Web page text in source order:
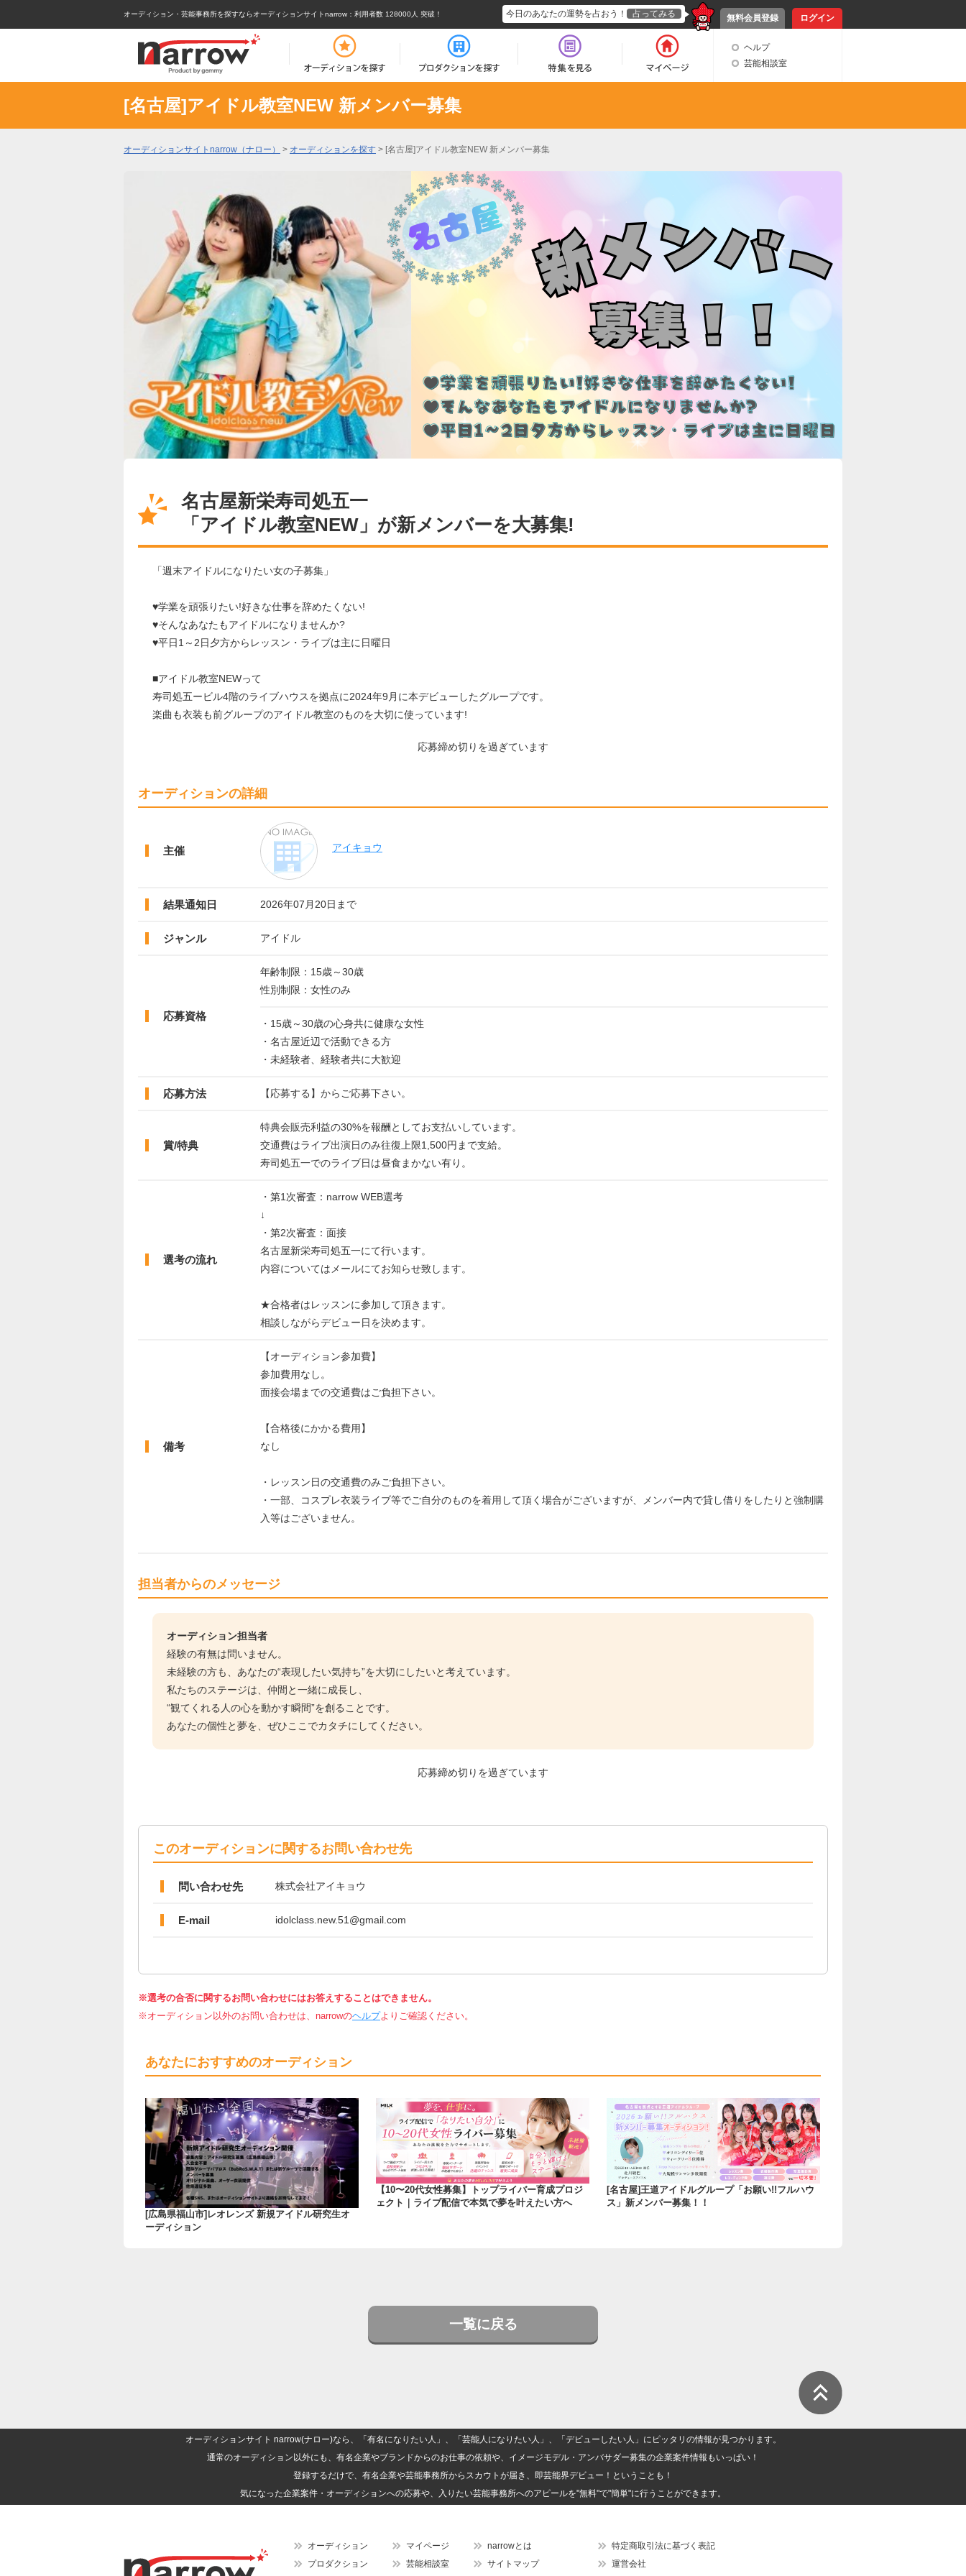
オーディション・芸能事務所を探すならオーディションサイトnarrow ：利用者数 128000人 突破！ 無料会員登録 ログイン
今日のあなたの運勢を占おう！ 占ってみる
ヘルプ
芸能相談室
[名古屋]アイドル教室NEW 新メンバー募集
オーディションサイトnarrow（ナロー） > オーディションを探す > [名古屋]アイドル教室NEW 新メンバー募集
名古屋新栄寿司処五一
「アイドル教室NEW」が新メンバーを大募集!
「週末アイドルになりたい女の子募集」
♥学業を頑張りたい!好きな仕事を辞めたくない!
♥そんなあなたもアイドルになりませんか?
♥平日1～2日夕方からレッスン・ライブは主に日曜日
■アイドル教室NEWって
寿司処五ービル4階のライブハウスを拠点に2024年9月に本デビューしたグループです。
楽曲も衣装も前グループのアイドル教室のものを大切に使っています!
応募締め切りを過ぎています
オーディションの詳細
主催 アイキョウ
結果通知日 2026年07月20日まで
ジャンル アイドル
応募資格
年齢制限：15歳～30歳
性別制限：女性のみ
・15歳～30歳の心身共に健康な女性
・名古屋近辺で活動できる方
・未経験者、経験者共に大歓迎
応募方法 【応募する】からご応募下さい。
賞/特典
特典会販売利益の30%を報酬としてお支払いしています。
交通費はライブ出演日のみ往復上限1,500円まで支給。
寿司処五一でのライブ日は昼食まかない有り。
選考の流れ
・第1次審査：narrow WEB選考
↓
・第2次審査：面接
名古屋新栄寿司処五一にて行います。
内容についてはメールにてお知らせ致します。
★合格者はレッスンに参加して頂きます。
相談しながらデビュー日を決めます。
備考
【オーディション参加費】
参加費用なし。
面接会場までの交通費はご負担下さい。
【合格後にかかる費用】
なし
・レッスン日の交通費のみご負担下さい。
・一部、コスプレ衣装ライブ等でご自分のものを着用して頂く場合がございますが、メンバー内で貸し借りをしたりと強制購
入等はございません。
担当者からのメッセージ
オーディション担当者
経験の有無は問いません。
未経験の方も、あなたの“表現したい気持ち”を大切にしたいと考えています。
私たちのステージは、仲間と一緒に成長し、
“観てくれる人の心を動かす瞬間”を創ることです。
あなたの個性と夢を、ぜひここでカタチにしてください。
応募締め切りを過ぎています
このオーディションに関するお問い合わせ先
問い合わせ先 株式会社アイキョウ
E-mail idolclass.new.51@gmail.com
※選考の合否に関するお問い合わせにはお答えすることはできません。
※オーディション以外のお問い合わせは、narrowのヘルプよりご確認ください。
あなたにおすすめのオーディション
[広島県福山市]レオレンズ 新規アイドル研究生オ
ーディション
【10〜20代女性募集】トップライバー育成プロジ
ェクト｜ライブ配信で本気で夢を叶えたい方へ
[名古屋]王道アイドルグループ「お願い!!フルハウ
ス」新メンバー募集！！
一覧に戻る
オーディションサイト narrow(ナロー)なら、「有名になりたい人」、「芸能人になりたい人」、「デビューしたい人」にピッタリの情報が見つかります。
通常のオーディション以外にも、有名企業やブランドからのお仕事の依頼や、イメージモデル・アンバサダー募集の企業案件情報もいっぱい！
登録するだけで、有名企業や芸能事務所からスカウトが届き、即芸能界デビュー！ということも！
気になった企業案件・オーディションへの応募や、入りたい芸能事務所へのアピールを"無料"で"簡単"に行うことができます。
オーディション
プロダクション
マイページ
芸能相談室
narrowとは
サイトマップ
特定商取引法に基づく表記
運営会社